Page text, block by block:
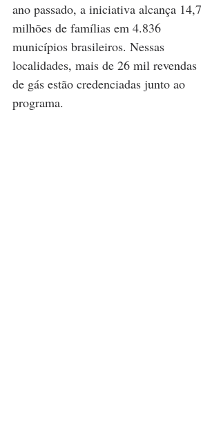
ano passado, a iniciativa alcança 14,7
milhões de famílias em 4.836
municípios brasileiros. Nessas
localidades, mais de 26 mil revendas
de gás estão credenciadas junto ao
programa.